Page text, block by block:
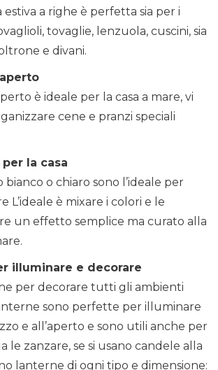
estiva a righe è perfetta sia per i
tovaglie, lenzuola, cuscini, sia
e divani.
è ideale per la casa a mare, vi
cene e pranzi speciali
la casa
bianco o chiaro sono l’ideale per
L’ideale è mixare i colori e le
un effetto semplice ma curato alla
illuminare e decorare
per decorare tutti gli ambienti
sono perfette per illuminare
e all’aperto e sono utili anche per
le zanzare, se si usano candele alla
lanterne di ogni tipo e dimensione: